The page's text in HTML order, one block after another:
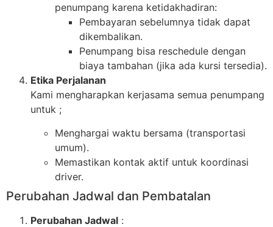
penumpang karena ketidakhadiran:
Pembayaran sebelumnya tidak dapat
dikembalikan.
Penumpang bisa reschedule dengan
biaya tambahan (jika ada kursi tersedia).
Etika Perjalanan
Kami mengharapkan kerjasama semua penumpang
untuk ;
Menghargai waktu bersama (transportasi
umum).
Memastikan kontak aktif untuk koordinasi
driver.
Perubahan Jadwal dan Pembatalan
Perubahan Jadwal :